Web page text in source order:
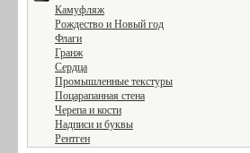
Камуфляж
Рождество и Новый год
Флаги
Гранж
Сердца
Промышленные текстуры
Поцарапанная стена
Черепа и кости
Надписи и буквы
Рентген